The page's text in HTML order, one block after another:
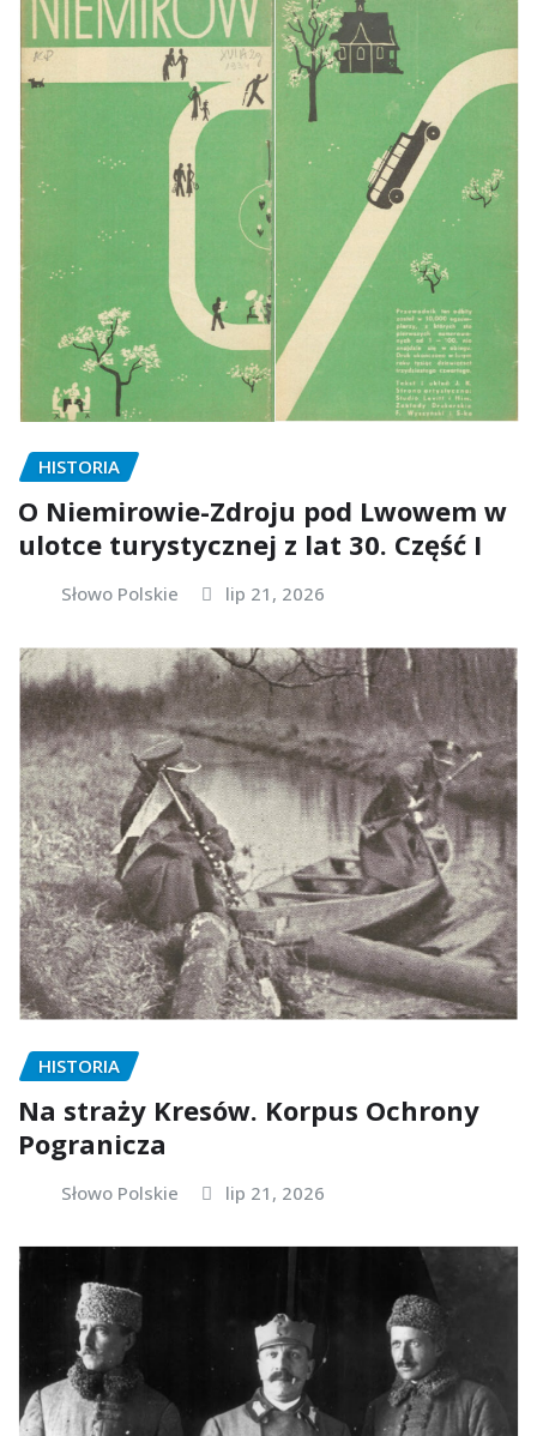
HISTORIA
O Niemirowie-Zdroju pod Lwowem w
ulotce turystycznej z lat 30. Część I
Słowo Polskie lip 21, 2026
HISTORIA
Na straży Kresów. Korpus Ochrony
Pogranicza
Słowo Polskie lip 21, 2026